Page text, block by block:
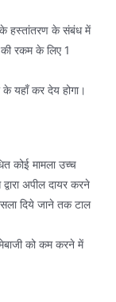
के हस्तांतरण के संबंध में
रकम के लिए 1
के यहाँ कर देय होगा।
कोई मामला उच्च
अपील दायर करने
दिये जाने तक टाल
को कम करने में